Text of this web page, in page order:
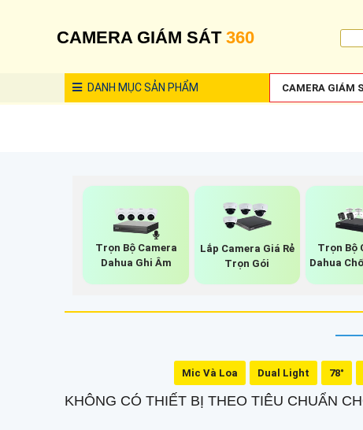
CAMERA GIÁM SÁT 360
DANH MỤCSẢN PHẨM CAMERA GIÁM
Trọn Bộ Camera
Dahua Ghi Âm
Lắp Camera Giá Rẻ
Trọn Gói
Trọn Bộ
Dahua
Mic Và Loa Dual Light 78°
KHÔNG CÓ THIẾT BỊ THEO TIÊU CHUẨN